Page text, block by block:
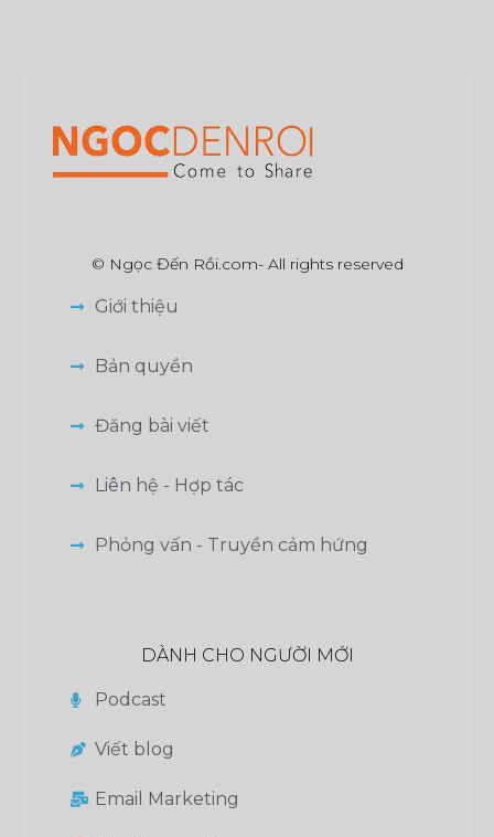
© Ngọc Đến Rồi.com- All rights reserved
Giới thiệu
Bản quyền
Đăng bài viết
Liên hệ - Hợp tác
Phỏng vấn - Truyền cảm hứng
DÀNH CHO NGƯỜI MỚI
Podcast
Viết blog
Email Marketing